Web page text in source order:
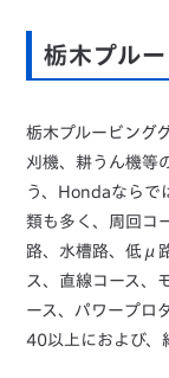
栃木プル
栃木プルービング
刈機、耕うん機等
う、Hondaならで
類も多く、周回コ
路、水槽路、低μ
ス、直線コース、
ース、パワープロ
40以上におよび、